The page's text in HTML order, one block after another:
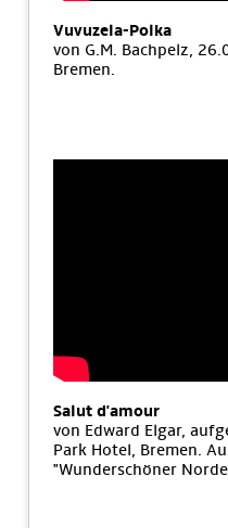
Vuvuzela-Polka
von G.M. Bachpelz,
Bremen.
Salut d'amour
von Edward Elgar,
Park Hotel, Bremen.
"Wunderschöner